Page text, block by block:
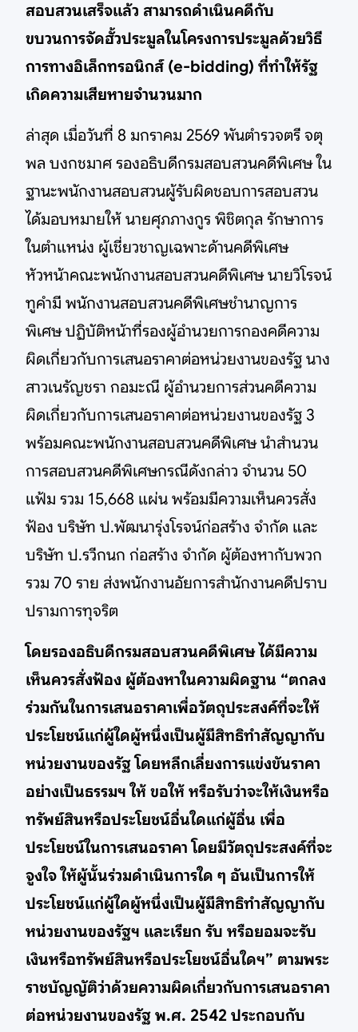
สอบสวนเสร็จแล้ว สามารถดำเนินคดีกับ
ขบวนการจัดฮั้วประมูลในโครงการประมูลด้วยวิธี
การทางอิเล็กทรอนิกส์ (e-bidding) ที่ทำให้รัฐ
เกิดความเสียหายจำนวนมาก
ล่าสุด เมื่อวันที่ 8 มกราคม 2569 พันตำรวจตรี จตุ
พล บงกชมาศ รองอธิบดีกรมสอบสวนคดีพิเศษ ใน
ฐานะพนักงานสอบสวนผู้รับผิดชอบการสอบสวน
ได้มอบหมายให้ นายศุภภางกูร พิชิตกุล รักษาการ
ในตำแหน่ง ผู้เชี่ยวชาญเฉพาะด้านคดีพิเศษ
หัวหน้าคณะพนักงานสอบสวนคดีพิเศษ นายวิโรจน์
ทูคำมี พนักงานสอบสวนคดีพิเศษชำนาญการ
พิเศษ ปฏิบัติหน้าที่รองผู้อำนวยการกองคดีความ
ผิดเกี่ยวกับการเสนอราคาต่อหน่วยงานของรัฐ นาง
สาวเนรัญชรา กอมะณี ผู้อำนวยการส่วนคดีความ
ผิดเกี่ยวกับการเสนอราคาต่อหน่วยงานของรัฐ 3
พร้อมคณะพนักงานสอบสวนคดีพิเศษ นำสำนวน
การสอบสวนคดีพิเศษกรณีดังกล่าว จำนวน 50
แฟ้ม รวม 15,668 แผ่น พร้อมมีความเห็นควรสั่ง
ฟ้อง บริษัท ป.พัฒนารุ่งโรจน์ก่อสร้าง จำกัด และ
บริษัท ป.รวีกนก ก่อสร้าง จำกัด ผู้ต้องหากับพวก
รวม 70 ราย ส่งพนักงานอัยการสำนักงานคดีปราบ
ปรามการทุจริต
โดยรองอธิบดีกรมสอบสวนคดีพิเศษ ได้มีความ
เห็นควรสั่งฟ้อง ผู้ต้องหาในความผิดฐาน “ตกลง
ร่วมกันในการเสนอราคาเพื่อวัตถุประสงค์ที่จะให้
ประโยชน์แก่ผู้ใดผู้หนึ่งเป็นผู้มีสิทธิทำสัญญากับ
หน่วยงานของรัฐ โดยหลีกเลี่ยงการแข่งขันราคา
อย่างเป็นธรรมฯ ให้ ขอให้ หรือรับว่าจะให้เงินหรือ
ทรัพย์สินหรือประโยชน์อื่นใดแก่ผู้อื่น เพื่อ
ประโยชน์ในการเสนอราคา โดยมีวัตถุประสงค์ที่จะ
จูงใจ ให้ผู้นั้นร่วมดำเนินการใด ๆ อันเป็นการให้
ประโยชน์แก่ผู้ใดผู้หนึ่งเป็นผู้มีสิทธิทำสัญญากับ
หน่วยงานของรัฐฯ และเรียก รับ หรือยอมจะรับ
เงินหรือทรัพย์สินหรือประโยชน์อื่นใดฯ” ตามพระ
ราชบัญญัติว่าด้วยความผิดเกี่ยวกับการเสนอราคา
ต่อหน่วยงานของรัฐ พ.ศ. 2542 ประกอบกับ